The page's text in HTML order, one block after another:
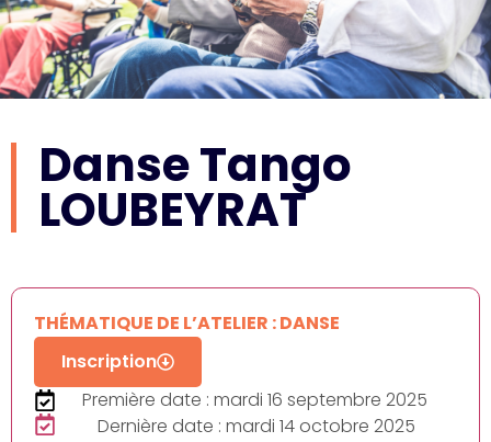
Danse Tango
LOUBEYRAT
THÉMATIQUE DE L’ATELIER : DANSE
Inscription
Première date : mardi 16 septembre 2025
Dernière date : mardi 14 octobre 2025